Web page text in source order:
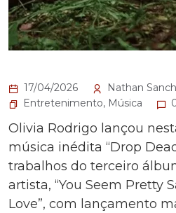
17/04/2026
Nathan
Entretenimento, Música
Olivia Rodrigo lançou
música inédita “Drop
trabalhos do terceiro
artista, “You Seem Pretty
Love”, com lançamento